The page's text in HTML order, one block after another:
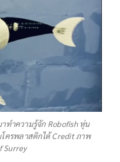
ทำความรู้จัก Robofish หุ่น
ครพลาสติกได้ Credit ภาพ
Surrey